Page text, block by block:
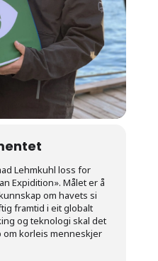
Lehmkuhl loss for
Expidition». Målet er å
om havets si
framtid i eit globalt
og teknologi skal det
om korleis menneskjer